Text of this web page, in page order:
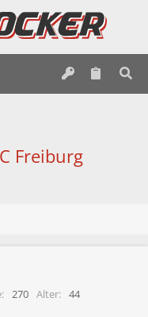
Freiburg
270 Alter
44